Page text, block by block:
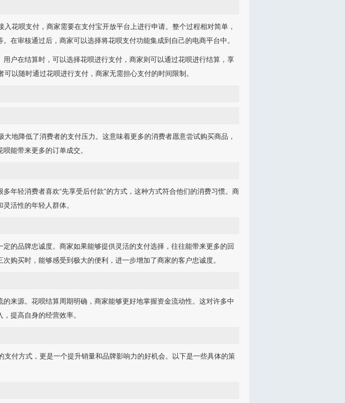
花呗支付，商家需要在支付宝开放平台上进行申请。整个过程相对简单，
在审核通过后，商家可以选择将花呗支付功能集成到自己的电商平台中。
户在结算时，可以选择花呗进行支付，商家则可以通过花呗进行结算，享
以随时通过花呗进行支付，商家无需担心支付的时间限制。
地降低了消费者的支付压力。这意味着更多的消费者愿意尝试购买商品，
能带来更多的订单成交。
年轻消费者喜欢“先享受后付款”的方式，这种方式符合他们的消费习惯。商
活性的年轻人群体。
的品牌忠诚度。商家如果能够提供灵活的支付选择，往往能带来更多的回
购买时，能够感受到极大的便利，进一步增加了商家的客户忠诚度。
来源。花呗结算周期明确，商家能够更好地掌握资金流动性。这对许多中
提高自身的经营效率。
付方式，更是一个提升销量和品牌影响力的好机会。以下是一些具体的策